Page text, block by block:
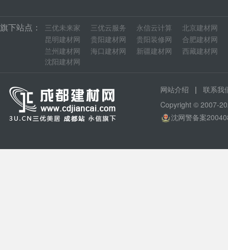
旗下站点： 三优未来家 三优云服务 永信云计算 北京建材网
昆明建材网
贵阳建材网 贵阳装修网 合肥建材网
兰州建材网
海口建材网 新疆建材网 西藏建材网
沈阳建材网
网站介绍 | 联系我
Copyright © 2007-
沈网警备案